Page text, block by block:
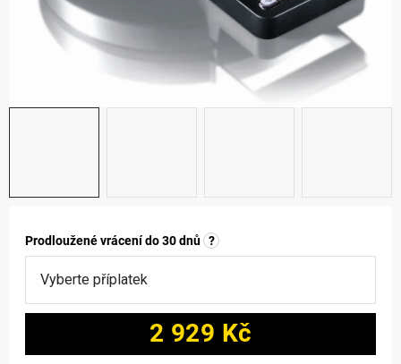
Prodloužené vrácení do 30 dnů ?
2 929 Kč